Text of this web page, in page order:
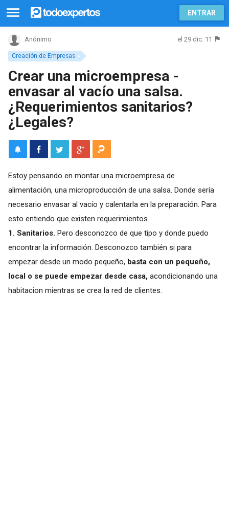
ENTRAR
Creación de Empresas
Anónimo el 29 dic. 11
Crear una microempresa -
envasar al vacío una salsa.
¿Requerimientos sanitarios?
¿Legales?
Estoy pensando en montar una microempresa de
alimentación, una microproducción de una salsa. Donde sería
necesario envasar al vacío y calentarla en la preparación. Para
esto entiendo que existen requerimientos.
1. Sanitarios. Pero desconozco de que tipo y donde puedo
encontrar la información. Desconozco también si para
empezar desde un modo pequeño, basta con un pequeño,
local o se puede empezar desde casa, acondicionando una
habitacion mientras se crea la red de clientes.